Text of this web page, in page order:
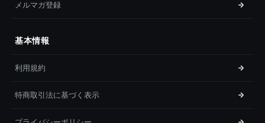
メルマガ登録
基本情報
利用規約
特商取引法に基づく表示